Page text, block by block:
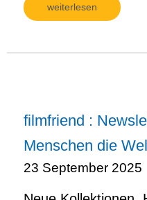
weiterlesen
filmfriend :
Menschen die
23 September 2025